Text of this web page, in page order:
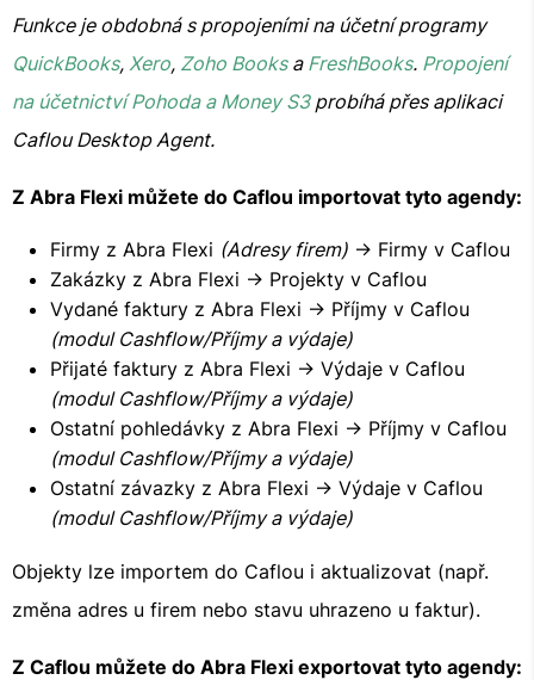
Funkce je obdobná s propojeními na účetní programy
QuickBooks, Xero, Zoho Booksa FreshBooks. Propojení
na účetnictví Pohoda a Money S3probíhá přes aplikaci
Caflou Desktop Agent.
Z Abra Flexi můžete do Caflou importovat tyto agendy:
Firmy z Abra Flexi (Adresy firem) -> Firmy v Caflou
Zakázky z Abra Flexi -> Projekty v Caflou
Vydané faktury z Abra Flexi -> Příjmy v Caflou
(modul Cashflow/Příjmy a výdaje)
Přijaté faktury z Abra Flexi -> Výdaje v Caflou
(modul Cashflow/Příjmy a výdaje)
Ostatní pohledávky z Abra Flexi -> Příjmy v Caflou
(modul Cashflow/Příjmy a výdaje)
Ostatní závazky z Abra Flexi -> Výdaje v Caflou
(modul Cashflow/Příjmy a výdaje)
Objekty lze importem do Caflou i aktualizovat (např.
změna adres u firem nebo stavu uhrazeno u faktur).
Z Caflou můžete do Abra Flexi exportovat tyto agendy: